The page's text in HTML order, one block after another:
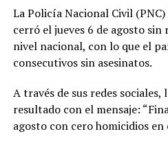
que va del año, las
homicidios, mientras que
indicadores favorables en
que el Gobierno mantendrá
capturar a integrantes de
aún permanezcan activos.
La Policía Nacional Civil
cerró el jueves 6 de agosto
nivel nacional, con lo que el
consecutivos sin asesinatos.
A través de sus redes
resultado con el mensaje:
agosto con cero homicidios en